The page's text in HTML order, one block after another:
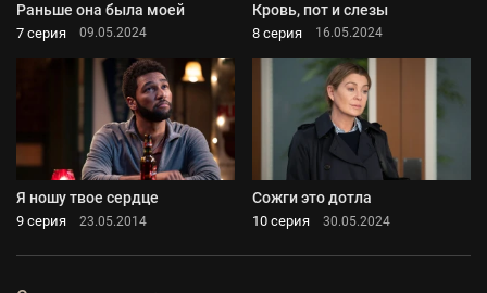
Раньше она была моей
7 серия 09.05.2024
Кровь, пот и слезы
8 серия 16.05.2024
Я ношу твое сердце
9 серия 23.05.2014
Сожги это дотла
10 серия 30.05.2024